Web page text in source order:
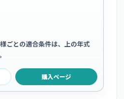
ごとの適合条件は、上の年式
購入ページ